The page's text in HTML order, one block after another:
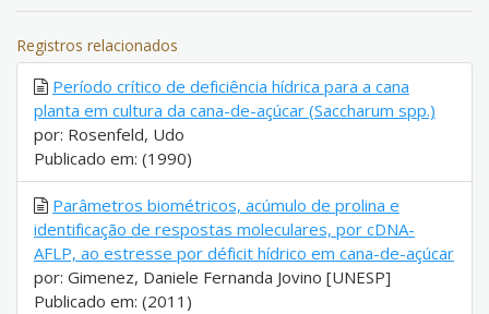
Registros relacionados
Período crítico de deficiência hídrica para a cana
planta em cultura da cana-de-açúcar (Saccharum spp.)
por: Rosenfeld, Udo
Publicado em: (1990)
Parâmetros biométricos, acúmulo de prolina e
identificação de respostas moleculares, por cDNA-
AFLP, ao estresse por déficit hídrico em cana-de-açúcar
por: Gimenez, Daniele Fernanda Jovino [UNESP]
Publicado em: (2011)